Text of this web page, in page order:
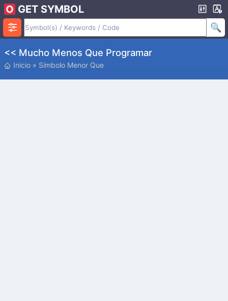
GET SYMBOL
<< Mucho Menos Que Programar
Inicio » Símbolo Menor Que